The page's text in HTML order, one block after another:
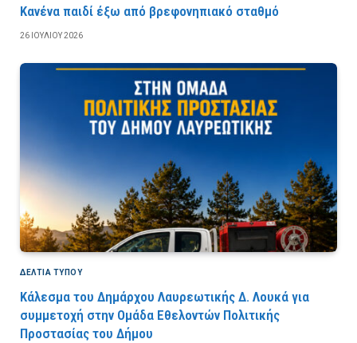
Κανένα παιδί έξω από βρεφονηπιακό σταθμό
26 ΙΟΥΛΊΟΥ 2026
ΔΕΛΤΙΑ ΤΥΠΟΥ
Κάλεσμα του Δημάρχου Λαυρεωτικής Δ. Λουκά για
συμμετοχή στην Ομάδα Εθελοντών Πολιτικής
Προστασίας του Δήμου